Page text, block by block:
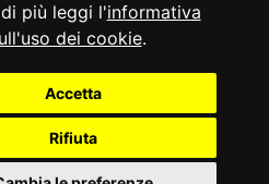
più leggi l'informativa
dei cookie.
Accetta
Rifiuta
policy
|feedback
Realizzato da